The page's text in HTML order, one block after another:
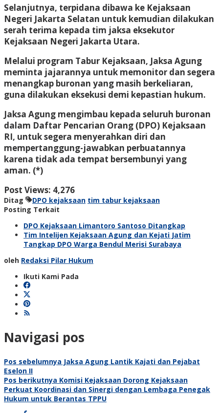
Selanjutnya, terpidana dibawa ke Kejaksaan
Negeri Jakarta Selatan untuk kemudian dilakukan
serah terima kepada tim jaksa eksekutor
Kejaksaan Negeri Jakarta Utara.
Melalui program Tabur Kejaksaan, Jaksa Agung
meminta jajarannya untuk memonitor dan segera
menangkap buronan yang masih berkeliaran,
guna dilakukan eksekusi demi kepastian hukum.
Jaksa Agung mengimbau kepada seluruh buronan
dalam Daftar Pencarian Orang (DPO) Kejaksaan
RI, untuk segera menyerahkan diri dan
mempertanggung-jawabkan perbuatannya
karena tidak ada tempat bersembunyi yang
aman. (*)
Post Views: 4,276
Ditag DPO kejaksaan tim tabur kejaksaan
Posting Terkait
DPO Kejaksaan Limantoro Santoso Ditangkap
Tim Intelijen Kejaksaan Agung dan Kejati Jatim
Tangkap DPO Warga Bendul Merisi Surabaya
oleh Redaksi Pilar Hukum
Ikuti Kami Pada
Navigasi pos
Pos sebelumnya Jaksa Agung Lantik Kajati dan Pejabat
Eselon II
Pos berikutnya Komisi Kejaksaan Dorong Kejaksaan
Perkuat Koordinasi dan Sinergi dengan Lembaga Penegak
Hukum untuk Berantas TPPU